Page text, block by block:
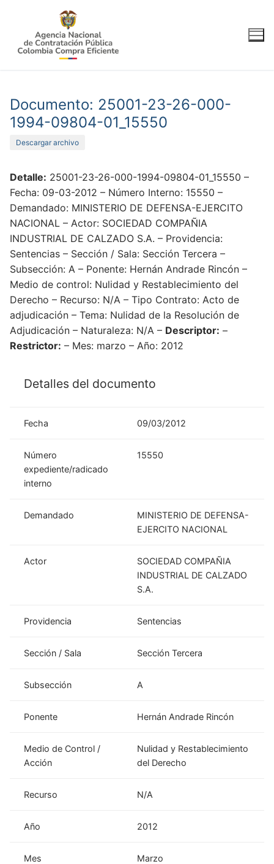
contenido
Documento: 25001-23-26-000-
1994-09804-01_15550
Descargar archivo
Detalle: 25001-23-26-000-1994-09804-01_15550 –
Fecha: 09-03-2012 – Número Interno: 15550 –
Demandado: MINISTERIO DE DEFENSA-EJERCITO
NACIONAL – Actor: SOCIEDAD COMPAÑIA
INDUSTRIAL DE CALZADO S.A. – Providencia:
Sentencias – Sección / Sala: Sección Tercera –
Subsección: A – Ponente: Hernán Andrade Rincón –
Medio de control: Nulidad y Restablecimiento del
Derecho – Recurso: N/A – Tipo Contrato: Acto de
adjudicación – Tema: Nulidad de la Resolución de
Adjudicación – Naturaleza: N/A – Descriptor: –
Restrictor: – Mes: marzo – Año: 2012
Detalles del documento
Fecha 09/03/2012
Número
expediente/radicado
interno
15550
Demandado
MINISTERIO DE DEFENSA-
EJERCITO NACIONAL
Actor
SOCIEDAD COMPAÑIA
INDUSTRIAL DE CALZADO
S.A.
Providencia Sentencias
Sección / Sala Sección Tercera
Subsección A
Ponente Hernán Andrade Rincón
Medio de Control /
Acción
Nulidad y Restablecimiento
del Derecho
Recurso N/A
Año 2012
Mes Marzo